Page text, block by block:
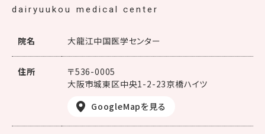
dairyuukou medical center
院名 大龍江中国医学センター
住所
〒536-0005
大阪市城東区中央1-2-23京橋ハイツ
GoogleMapを見る